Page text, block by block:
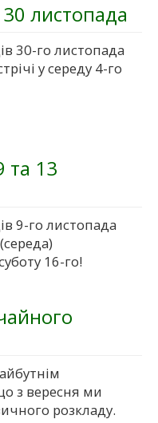
листопада
30-го листопада
у середу 4-го
та 13
9-го листопада
16-го!
з вересня ми
розкладу.